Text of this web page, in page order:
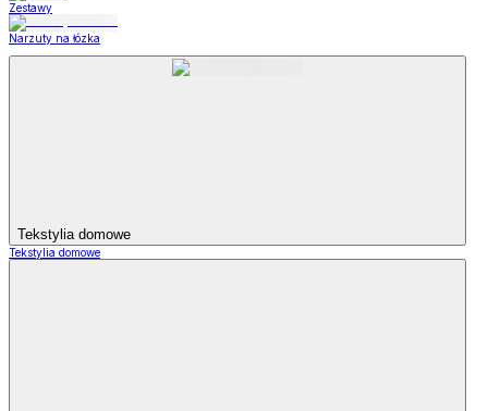
Zestawy
Narzuty na łózka
Tekstylia domowe
Tekstylia domowe